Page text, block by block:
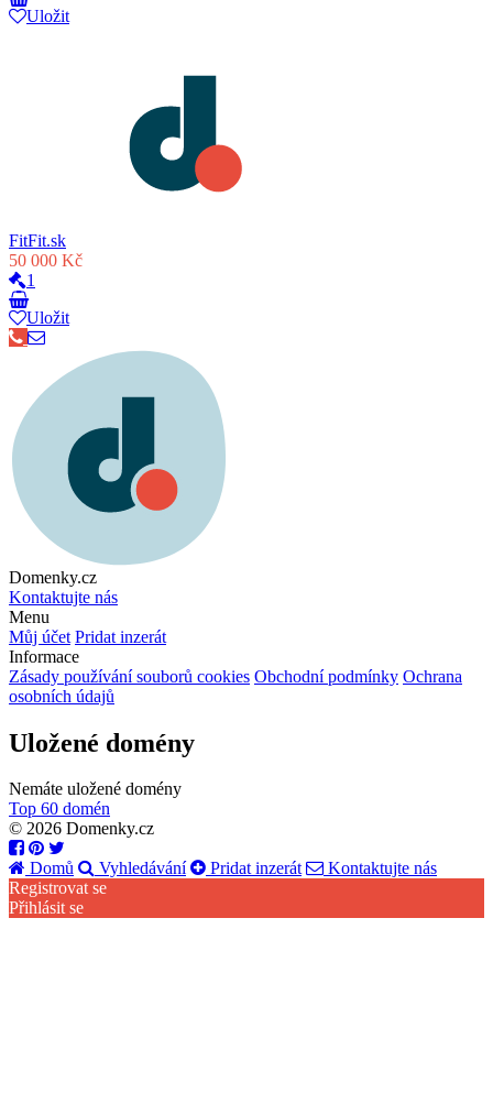
Uložit
FitFit.sk
50 000 Kč
1
Uložit
Domenky.cz
Kontaktujte nás
Menu
Můj účet Pridat inzerát
Informace
Zásady používání souborů cookies Obchodní podmínky Ochrana
osobních údajů
Uložené domény
Nemáte uložené domény
Top 60 domén
© 2026 Domenky.cz
Domů Vyhledávání Pridat inzerát
Kontaktujte nás
Registrovat se
Přihlásit se